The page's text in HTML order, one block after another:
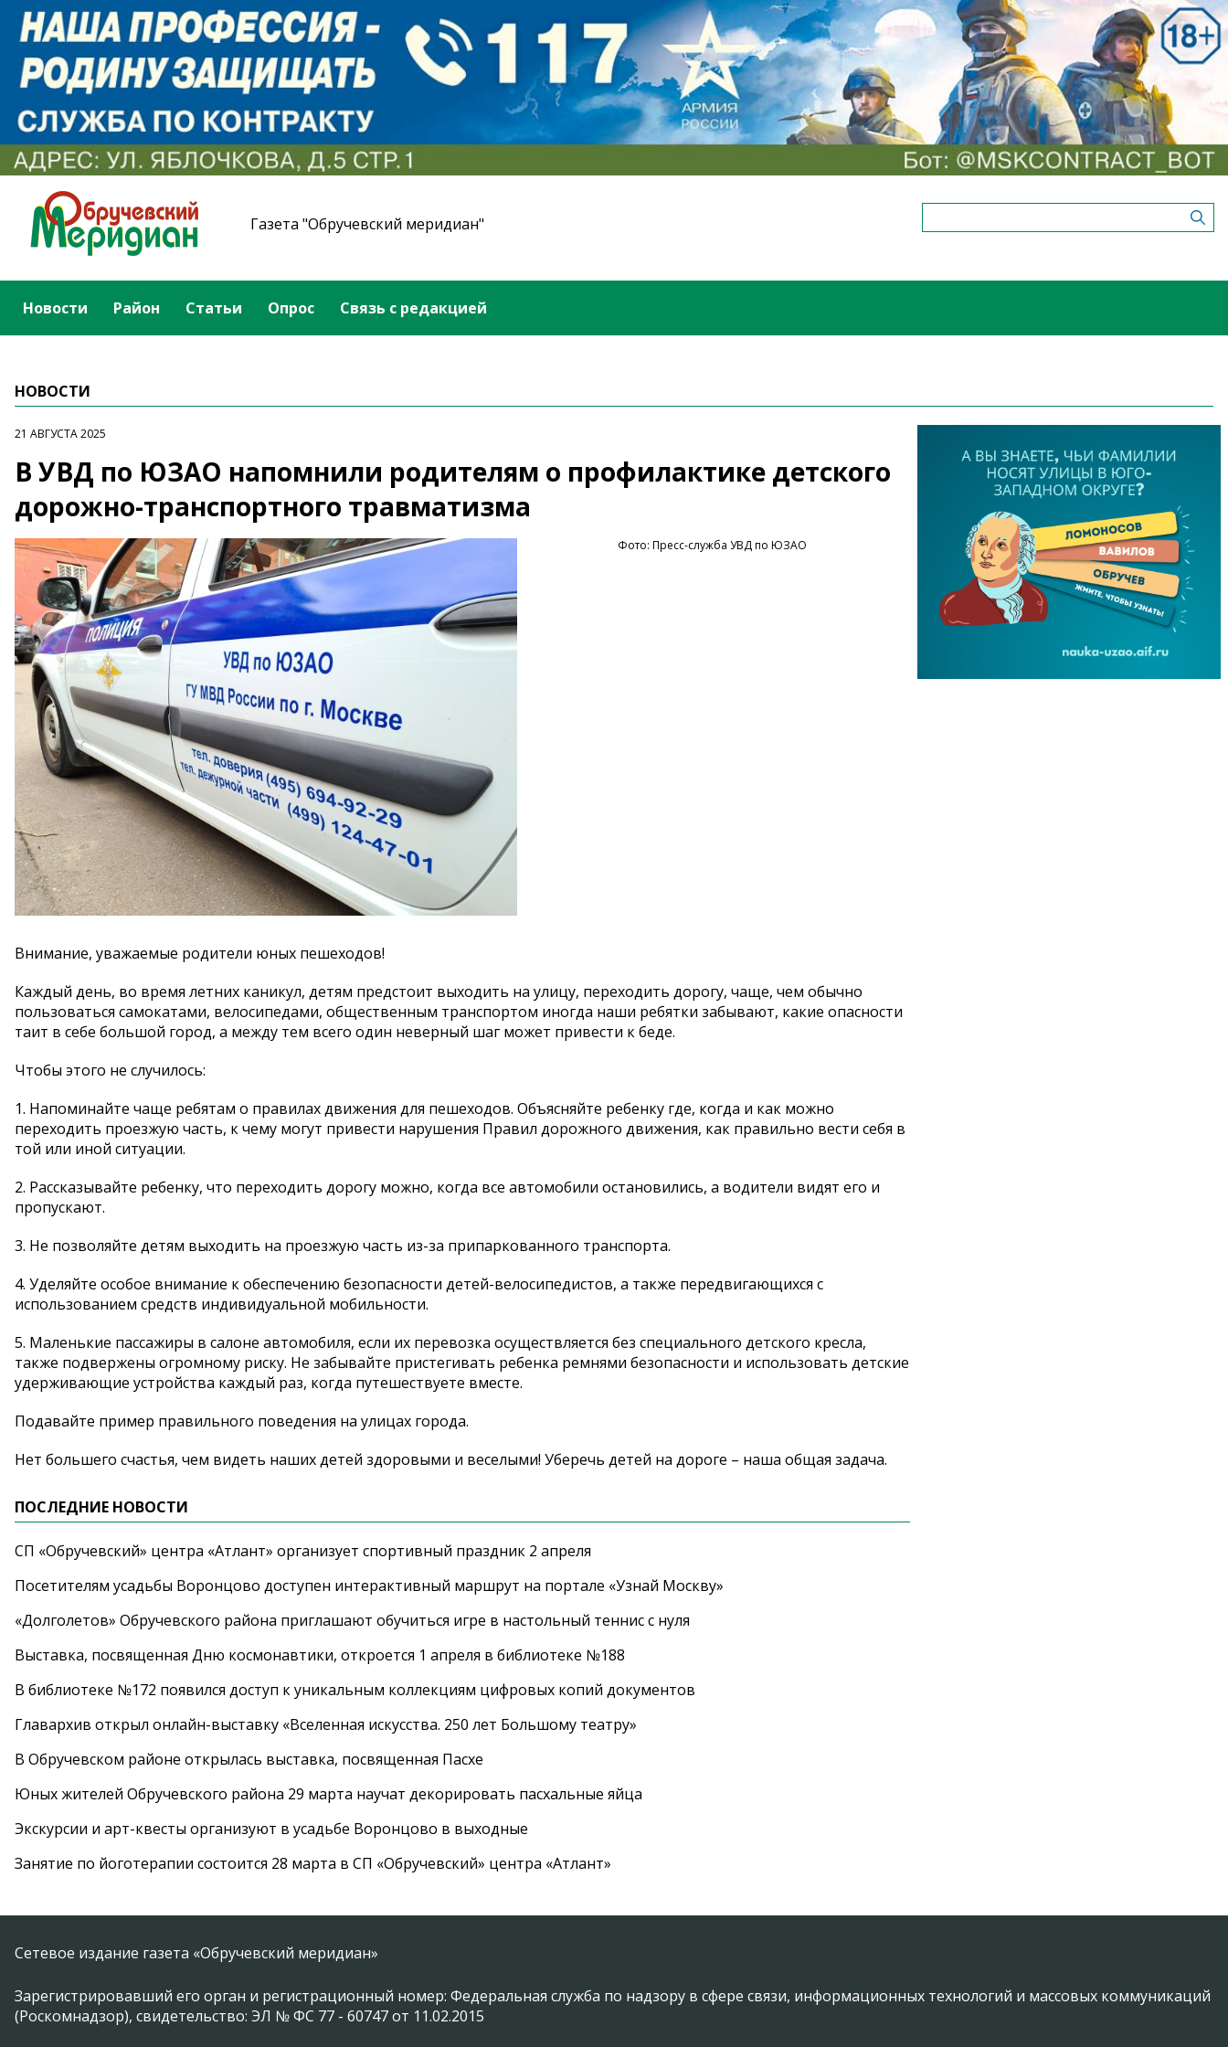
Газета "Обручевский меридиан"
Новости Район Статьи Опрос Связь с редакцией
НОВОСТИ
21 АВГУСТА 2025
В УВД по ЮЗАО напомнили родителям о профилактике детского
дорожно-транспортного травматизма
Фото: Пресс-служба УВД по ЮЗАО
Внимание, уважаемые родители юных пешеходов!
Каждый день, во время летних каникул, детям предстоит выходить на улицу, переходить дорогу, чаще, чем обычно
пользоваться самокатами, велосипедами, общественным транспортом иногда наши ребятки забывают, какие опасности
таит в себе большой город, а между тем всего один неверный шаг может привести к беде.
Чтобы этого не случилось:
1. Напоминайте чаще ребятам о правилах движения для пешеходов. Объясняйте ребенку где, когда и как можно
переходить проезжую часть, к чему могут привести нарушения Правил дорожного движения, как правильно вести себя в
той или иной ситуации.
2. Рассказывайте ребенку, что переходить дорогу можно, когда все автомобили остановились, а водители видят его и
пропускают.
3. Не позволяйте детям выходить на проезжую часть из-за припаркованного транспорта.
4. Уделяйте особое внимание к обеспечению безопасности детей-велосипедистов, а также передвигающихся с
использованием средств индивидуальной мобильности.
5. Маленькие пассажиры в салоне автомобиля, если их перевозка осуществляется без специального детского кресла,
также подвержены огромному риску. Не забывайте пристегивать ребенка ремнями безопасности и использовать детские
удерживающие устройства каждый раз, когда путешествуете вместе.
Подавайте пример правильного поведения на улицах города.
Нет большего счастья, чем видеть наших детей здоровыми и веселыми! Уберечь детей на дороге – наша общая задача.
ПОСЛЕДНИЕ НОВОСТИ
СП «Обручевский» центра «Атлант» организует спортивный праздник 2 апреля
Посетителям усадьбы Воронцово доступен интерактивный маршрут на портале «Узнай Москву»
«Долголетов» Обручевского района приглашают обучиться игре в настольный теннис с нуля
Выставка, посвященная Дню космонавтики, откроется 1 апреля в библиотеке №188
В библиотеке №172 появился доступ к уникальным коллекциям цифровых копий документов
Главархив открыл онлайн-выставку «Вселенная искусства. 250 лет Большому театру»
В Обручевском районе открылась выставка, посвященная Пасхе
Юных жителей Обручевского района 29 марта научат декорировать пасхальные яйца
Экскурсии и арт-квесты организуют в усадьбе Воронцово в выходные
Занятие по йоготерапии состоится 28 марта в СП «Обручевский» центра «Атлант»
Сетевое издание газета «Обручевский меридиан»
Зарегистрировавший его орган и регистрационный номер: Федеральная служба по надзору в сфере связи, информационных технологий и массовых коммуникаций
(Роскомнадзор), свидетельство: ЭЛ № ФС 77 - 60747 от 11.02.2015